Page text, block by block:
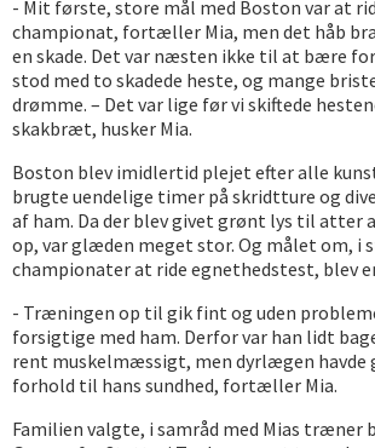
- Mit første, store mål med Boston var at
championat, fortæller Mia, men det håb
en skade. Det var næsten ikke til at bære
stod med to skadede heste, og mange
drømme. – Det var lige før vi skiftede
skakbræt, husker Mia.
Boston blev imidlertid plejet efter alle
brugte uendelige timer på skridtture og
af ham. Da der blev givet grønt lys til
op, var glæden meget stor. Og målet om, i
championater at ride egnethedstest, blev
- Træningen op til gik fint og uden
forsigtige med ham. Derfor var han lidt
rent muskelmæssigt, men dyrlægen havde
forhold til hans sundhed, fortæller Mia.
Familien valgte, i samråd med Mias træner